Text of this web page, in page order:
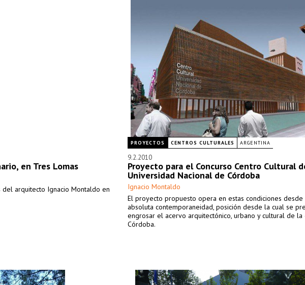
en Tres Lomas
arquitecto Ignacio Montaldo en
PROYECTOS CENTROS CULTURALES ARGENTINA
9.2.2010
Proyecto para el Concurso Centro Cultural
Universidad Nacional de Córdoba
Ignacio Montaldo
El proyecto propuesto opera en estas condiciones desde
absoluta contemporaneidad, posición desde la cual se
engrosar el acervo arquitectónico, urbano y cultural de la
Córdoba.